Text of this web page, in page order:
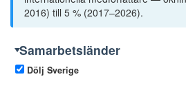
25
Chalmers tekniska högskola
27
Åbo Akademi
2016) till 5 % (2017–2026).
Samarbetsländer
Dölj Sverige